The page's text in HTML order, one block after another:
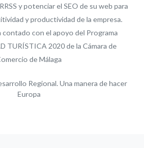
y potenciar el SEO de su web para
y productividad de la empresa.
contado con el apoyo del Programa
TURÍSTICA 2020 de la Cámara de
de Málaga
Regional. Una manera de hacer
Europa